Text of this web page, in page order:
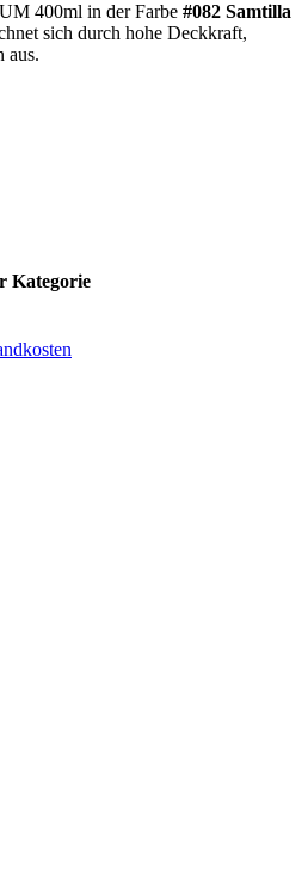
400ml in der Farbe #082 Samtilla
sich durch hohe Deckkraft,
aus.
Kategorie